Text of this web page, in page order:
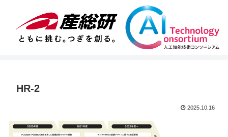
HR-2
2025.10.16